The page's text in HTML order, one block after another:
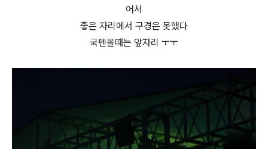
어서
좋은 자리에서 구경은 못했다
국텐올때는 앞자리 ㅜㅜ